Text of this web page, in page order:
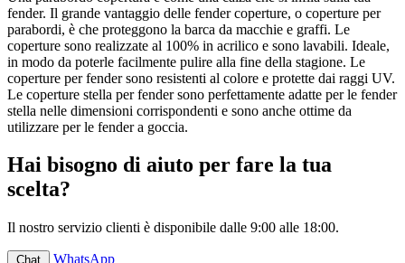
fender. Il grande vantaggio delle fender coperture, o coperture per
parabordi, è che proteggono la barca da macchie e graffi. Le
coperture sono realizzate al 100% in acrilico e sono lavabili. Ideale,
in modo da poterle facilmente pulire alla fine della stagione. Le
coperture per fender sono resistenti al colore e protette dai raggi UV.
Le coperture stella per fender sono perfettamente adatte per le fender
stella nelle dimensioni corrispondenti e sono anche ottime da
utilizzare per le fender a goccia.
Hai bisogno di aiuto per fare la tua
scelta?
Il nostro servizio clienti è disponibile dalle 9:00 alle 18:00.
Chat WhatsApp